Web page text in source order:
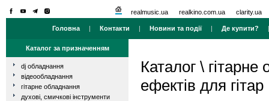
realmusic.ua realkino.com.ua clarity.ua
Головна | Контакти | Новини та події| Де купити?
Каталог за призначенням
dj обладнання
відеообладнання
гітарне обладнання
духові, смичкові інструменти
Каталог \ гітарне
ефектів для гітар